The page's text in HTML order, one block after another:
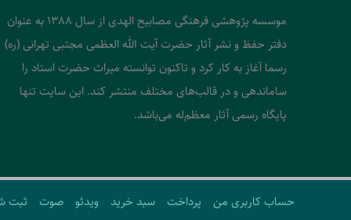
موسسه پژوهشی فرهنگی مصابیح الهدی از سال 1388 به عنوان
دفتر حفظ و نشر آثار حضرت آیت الله العظمی مجتبی تهرانی (ره)
رسما آغاز به کار کرد و تاکنون توانسته میراث حضرت استاد را
ساماندهی و در قالب‌های مختلف منتشر کند. این سایت تنها
پایگاه رسمی آثار معظم‌له می‌باشد.
حساب کاربری من پرداخت سبد خرید ویدئو صوت ثبت